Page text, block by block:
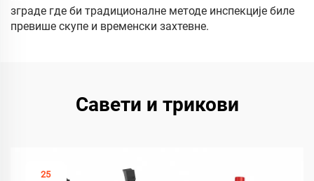
зграде где би традиционалне методе инспекције биле
превише скупе и временски захтевне.
Савети и трикови
25